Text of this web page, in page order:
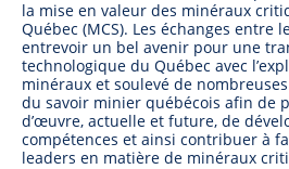
la mise en valeur des minéraux
Québec (MCS). Les échanges entre
entrevoir un bel avenir pour une
technologique du Québec avec
minéraux et soulevé de
du savoir minier québécois afin de
d’œuvre, actuelle et future, de
compétences et ainsi contribuer à
leaders en matière de minéraux